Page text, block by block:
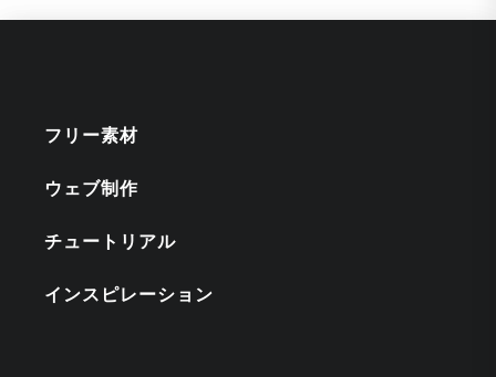
フリー素材
ウェブ制作
チュートリアル
インスピレーション